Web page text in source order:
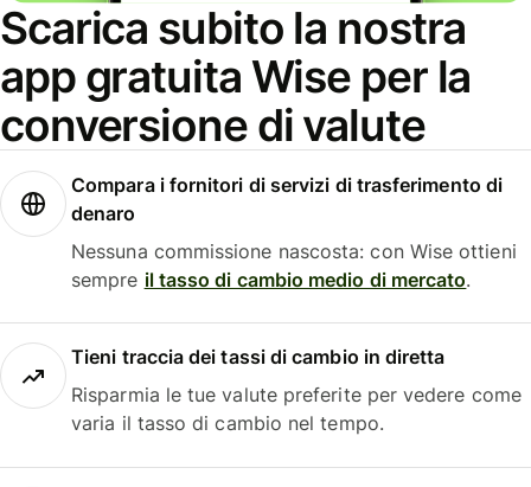
Scarica subito la nostra
app gratuita Wise per la
conversione di valute
Compara i fornitori di servizi di trasferimento di
denaro
Nessuna commissione nascosta: con Wise ottieni
sempre il tasso di cambio medio di mercato.
Tieni traccia dei tassi di cambio in diretta
Risparmia le tue valute preferite per vedere come
varia il tasso di cambio nel tempo.